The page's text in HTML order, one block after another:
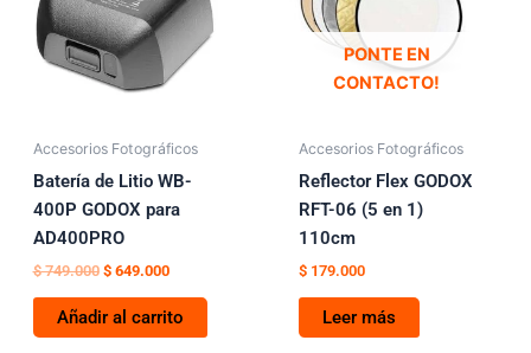
Accesorios Fotográficos
Batería de Litio WB-
400P GODOX para
AD400PRO
$749.000 $649.000
Añadir al carrito
PONTE EN
CONTACTO!
Accesorios Fotográficos
Reflector Flex GODOX
RFT-06 (5 en 1)
110cm
$179.000
Leer más